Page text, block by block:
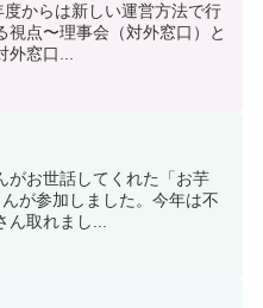
からは新しい運営方法で行
点〜理事会（対外窓口）と
外窓口...
がお世話してくれた「お芋
が参加しました。今年は不
取れまし...